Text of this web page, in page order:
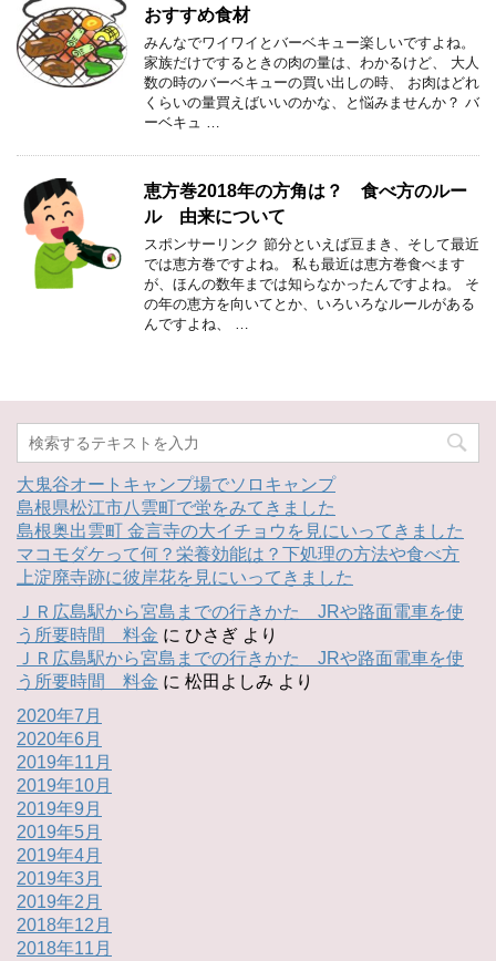
おすすめ食材
みんなでワイワイとバーベキュー楽しいですよね。
家族だけでするときの肉の量は、わかるけど、 大人
数の時のバーベキューの買い出しの時、 お肉はどれ
くらいの量買えばいいのかな、と悩みませんか？ バ
ーベキュ …
恵方巻2018年の方角は？ 食べ方のルー
ル 由来について
スポンサーリンク 節分といえば豆まき、そして最近
では恵方巻ですよね。 私も最近は恵方巻食べます
が、ほんの数年までは知らなかったんですよね。 そ
の年の恵方を向いてとか、いろいろなルールがある
んですよね、 …
大鬼谷オートキャンプ場でソロキャンプ
島根県松江市八雲町で蛍をみてきました
島根奥出雲町 金言寺の大イチョウを見にいってきました
マコモダケって何？栄養効能は？下処理の方法や食べ方
上淀廃寺跡に彼岸花を見にいってきました
ＪＲ広島駅から宮島までの行きかた JRや路面電車を使
う所要時間 料金 に ひさぎ より
ＪＲ広島駅から宮島までの行きかた JRや路面電車を使
う所要時間 料金 に 松田よしみ より
2020年7月
2020年6月
2019年11月
2019年10月
2019年9月
2019年5月
2019年4月
2019年3月
2019年2月
2018年12月
2018年11月